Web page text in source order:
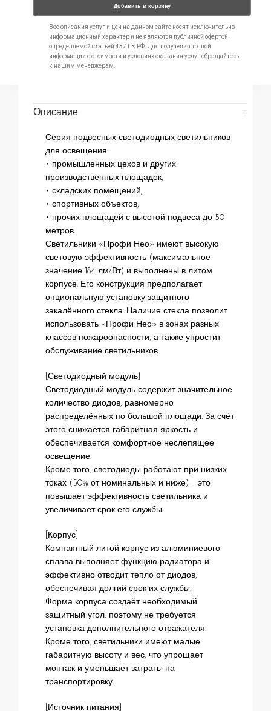
Добавить в корзину
Все описания услуг и цен на данном сайте носят исключительно
информационный характер и не являются публичной офертой,
определяемой статьей 437 ГК РФ. Для получения точной
информации о стоимости и условиях оказания услуг обращайтесь
к нашим менеджерам.
Описание
Серия подвесных светодиодных светильников
для освещения:
• промышленных цехов и других
производственных площадок,
• складских помещений,
• спортивных объектов,
• прочих площадей с высотой подвеса до 50
метров.
Светильники «Профи Нео» имеют высокую
световую эффективность (максимальное
значение 184 лм/Вт) и выполнены в литом
корпусе. Его конструкция предполагает
опциональную установку защитного
закалённого стекла. Наличие стекла позволит
использовать «Профи Нео» в зонах разных
классов пожароопасности, а также упростит
обслуживание светильников.
[Светодиодный модуль]
Светодиодный модуль содержит значительное
количество диодов, равномерно
распределённых по большой площади. За счёт
этого снижается габаритная яркость и
обеспечивается комфортное неслепящее
освещение.
Кроме того, светодиоды работают при низких
токах (50% от номинальных и ниже) – это
повышает эффективность светильника и
увеличивает срок его службы.
[Корпус]
Компактный литой корпус из алюминиевого
сплава выполняет функцию радиатора и
эффективно отводит тепло от диодов,
обеспечивая долгий срок их службы.
Форма корпуса создаёт необходимый
защитный угол, поэтому не требуется
установка дополнительного отражателя.
Кроме того, светильники имеют малые
габаритную высоту и вес, что упрощает
монтаж и уменьшает затраты на
транспортировку.
[Источник питания]